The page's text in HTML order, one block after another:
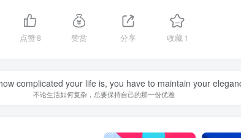
点赞8 赞赏 分享 收藏1
complicated your life is, you have to maintain your
不论生活如何复杂，总要保持自己的那一份优雅